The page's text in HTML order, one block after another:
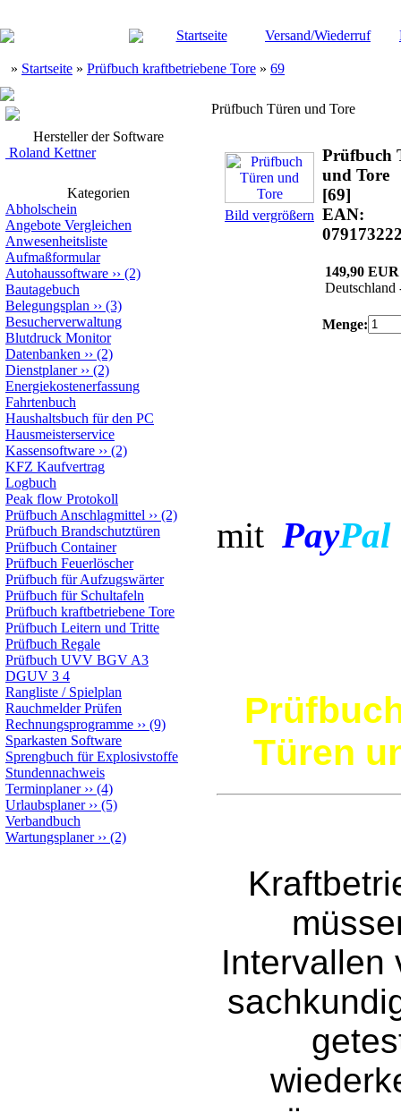
Startseite Versand/Wiederruf
» Startseite » Prüfbuch kraftbetriebene Tore » 69
Hersteller der Software
Roland Kettner
Kategorien
Abholschein
Angebote Vergleichen
Anwesenheitsliste
Aufmaßformular
Autohaussoftware ›› (2)
Bautagebuch
Belegungsplan ›› (3)
Besucherverwaltung
Blutdruck Monitor
Datenbanken ›› (2)
Dienstplaner›› (2)
Energiekostenerfassung
Fahrtenbuch
Haushaltsbuch für den PC
Hausmeisterservice
Kassensoftware ›› (2)
KFZ Kaufvertrag
Logbuch
Peak flow Protokoll
Prüfbuch Anschlagmittel ›› (2)
Prüfbuch Brandschutztüren
Prüfbuch Container
Prüfbuch Feuerlöscher
Prüfbuch für Aufzugswärter
Prüfbuch für Schultafeln
Prüfbuch kraftbetriebene Tore
Prüfbuch Leitern und Tritte
Prüfbuch Regale
Prüfbuch UVV BGV A3
DGUV 3 4
Rangliste / Spielplan
Rauchmelder Prüfen
Rechnungsprogramme ›› (9)
Sparkasten Software
Sprengbuch für Explosivstoffe
Stundennachweis
Terminplaner›› (4)
Urlaubsplaner›› (5)
Verbandbuch
Wartungsplaner›› (2)
Prüfbuch Türen und Tore
Bild vergrößern
Prüfbuch
und Tore
[69]
EAN:
149,90 EUR
Deutschland
Menge:
mit PayPal
Türen
Intervallen